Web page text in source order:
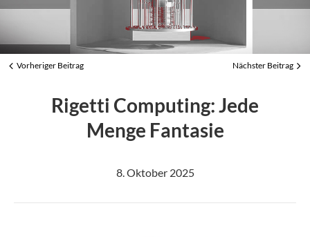
MITGLIEDERBEREICH
Vorheriger Beitrag Nächster Beitrag
Rigetti Computing: Jede
Menge Fantasie
8. Oktober 2025